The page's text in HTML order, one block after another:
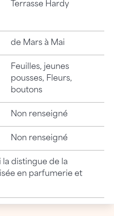
Terrasse Hardy
de Mars à Mai
Feuilles, jeunes
pousses, Fleurs,
boutons
Non renseigné
Non renseigné
la distingue de la
en parfumerie et